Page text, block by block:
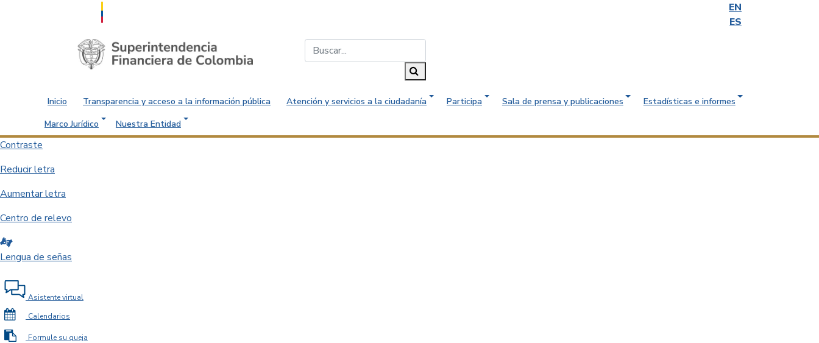
EN
ES
Saltar al contenido principal
Inicio Transparencia y acceso a la información pública Atención y servicios a la ciudadanía Participa Sala de prensa y publicaciones
Estadísticas e informes
Marco Jurídico
Nuestra Entidad
Contraste
Reducir letra
Aumentar letra
Centro de relevo
Lengua de señas
Asistente virtual
Calendarios
Formule su queja